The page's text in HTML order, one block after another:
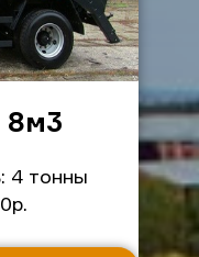
8м3
4 тонны